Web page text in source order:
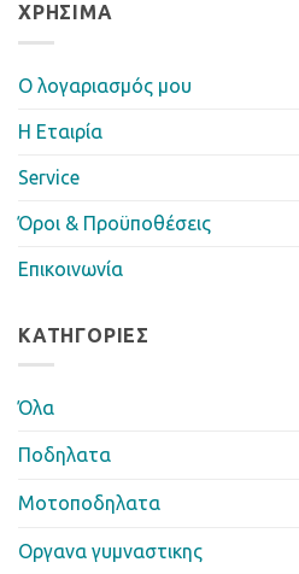
ΧΡΉΣΙΜΑ
Ο λογαριασμός μου
Η Eταιρία
Service
Όροι & Προϋποθέσεις
Επικοινωνία
ΚΑΤΗΓΟΡΊΕΣ
Όλα
Ποδηλατα
Μοτοποδηλατα
Οργανα γυμναστικης